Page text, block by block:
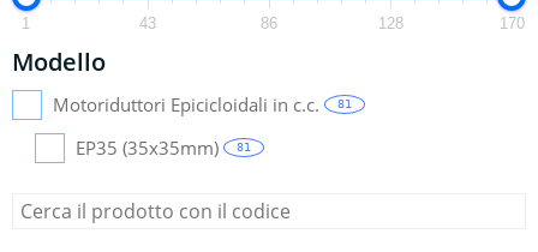
1 43 86 128 170
Modello
Motoriduttori Epicicloidali in c.c. 81
EP35 (35x35mm) 81